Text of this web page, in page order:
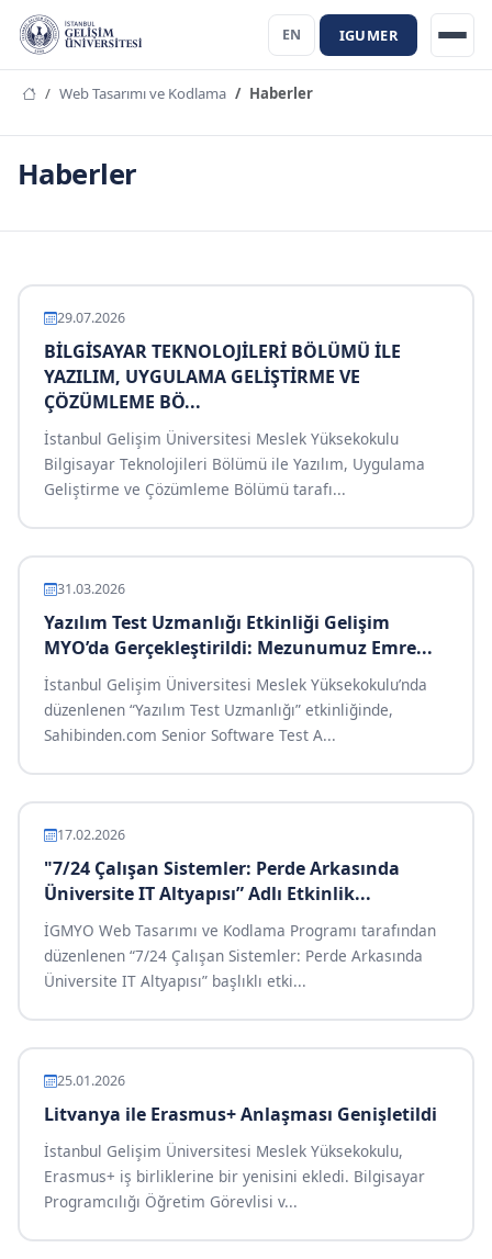
EN IGUMER
Web Tasarımı ve Kodlama Haberler
Haberler
29.07.2026
BİLGİSAYAR TEKNOLOJİLERİ BÖLÜMÜ İLE
YAZILIM, UYGULAMA GELİŞTİRME VE
ÇÖZÜMLEME BÖ...
İstanbul Gelişim Üniversitesi Meslek Yüksekokulu
Bilgisayar Teknolojileri Bölümü ile Yazılım, Uygulama
Geliştirme ve Çözümleme Bölümü tarafı...
31.03.2026
Yazılım Test Uzmanlığı Etkinliği Gelişim
MYO’da Gerçekleştirildi: Mezunumuz Emre...
İstanbul Gelişim Üniversitesi Meslek Yüksekokulu’nda
düzenlenen “Yazılım Test Uzmanlığı” etkinliğinde,
Sahibinden.com Senior Software Test A...
17.02.2026
"7/24 Çalışan Sistemler: Perde Arkasında
Üniversite IT Altyapısı” Adlı Etkinlik...
İGMYO Web Tasarımı ve Kodlama Programı tarafından
düzenlenen “7/24 Çalışan Sistemler: Perde Arkasında
Üniversite IT Altyapısı” başlıklı etki...
25.01.2026
Litvanya ile Erasmus+ Anlaşması Genişletildi
İstanbul Gelişim Üniversitesi Meslek Yüksekokulu,
Erasmus+ iş birliklerine bir yenisini ekledi. Bilgisayar
Programcılığı Öğretim Görevlisi v...